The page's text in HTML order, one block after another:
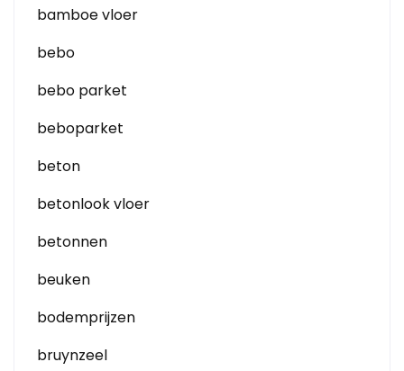
bamboe vloer
bebo
bebo parket
beboparket
beton
betonlook vloer
betonnen
beuken
bodemprijzen
bruynzeel